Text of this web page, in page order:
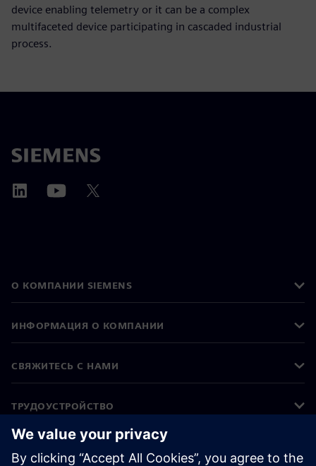
device enabling telemetry or it can be a complex
multifaceted device participating in cascaded industrial
process.
О КОМПАНИИ SIEMENS
ИНФОРМАЦИЯ О КОМПАНИИ
СВЯЖИТЕСЬ С НАМИ
ТРУДОУСТРОЙСТВО